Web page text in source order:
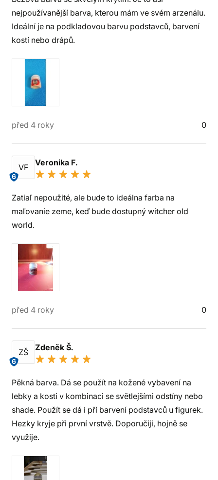
nejpoužívanější barva, kterou mám ve svém arzenálu.
Ideální je na podkladovou barvu podstavců, barvení
kostí nebo drápů.
před 4 roky 0
VF
6
Veronika F.
Zatiaľ nepoužité, ale bude to ideálna farba na
maľovanie zeme, keď bude dostupný witcher old
world.
před 4 roky 0
ZŠ
6
Zdeněk Š.
Pěkná barva. Dá se použít na kožené vybavení na
lebky a kosti v kombinaci se světlejšími odstíny nebo
shade. Použít se dá i pří barvení podstavců u figurek.
Hezky kryje při první vrstvě. Doporučiji, hojně se
využije.